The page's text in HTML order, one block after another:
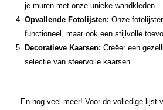
je muren met onze unieke wandkleden.
Opvallende Fotolijsten: Onze
functioneel, maar ook een stijlvolle
Decoratieve Kaarsen: Creëer een
selectie van sfeervolle kaarsen.
…En nog veel meer! Voor de volledige lijst